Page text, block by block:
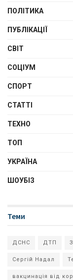
ПОЛІТИКА
ПУБЛІКАЦІЇ
СВІТ
СОЦІУМ
СПОРТ
СТАТТІ
ТЕХНО
ТОП
УКРАЇНА
ШОУБІЗ
Теми
ДСНС ДТП
Сергій Надал
вакцинація від